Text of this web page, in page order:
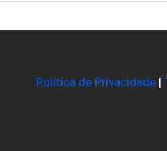
Política de Privacidade|